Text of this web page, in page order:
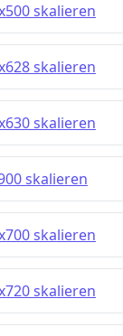
skalieren
skalieren
skalieren
skalieren
skalieren
skalieren